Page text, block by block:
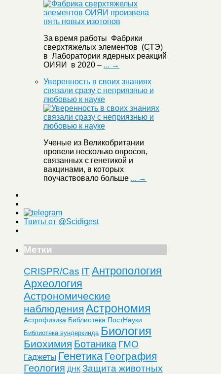
За время работы Фабрики
сверхтяжелых элементов (СТЭ)
в Лаборатории ядерных реакций
ОИЯИ в 2020 – ... →
Уверенность в своих знаниях
связали сразу с неприязнью и
любовью к науке
Ученые из Великобритании
провели несколько опросов,
связанных с генетикой и
вакцинами, в которых
поучаствовало больше ... →
Твиты от @Scidigest
Метки
CRISPR/Cas ITАнтропология
Археология
Астрономические
наблюдения Астрономия
Астрофизика Библиотека ПостНауки
Библиотека вундеркинда Биология
Биохимия Ботаника ГМО
Гаджеты Генетика География
Геология ДНК Защита животных